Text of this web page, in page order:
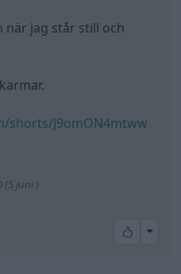
när jag står still och
shorts/J9omON4mtww
(5 juni )
All